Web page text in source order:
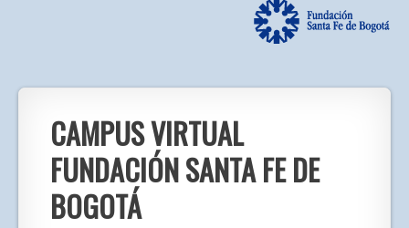
CAMPUS VIRTUAL
FUNDACIÓN SANTA FE DE
BOGOTÁ